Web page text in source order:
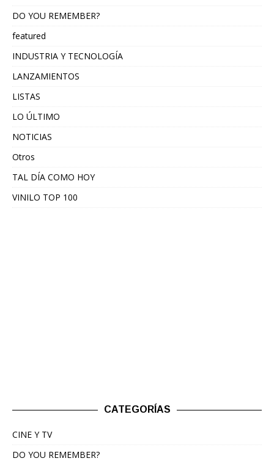
DO YOU REMEMBER?
featured
INDUSTRIA Y TECNOLOGÍA
LANZAMIENTOS
LISTAS
LO ÚLTIMO
NOTICIAS
Otros
TAL DÍA COMO HOY
VINILO TOP 100
CATEGORÍAS
CINE Y TV
DO YOU REMEMBER?